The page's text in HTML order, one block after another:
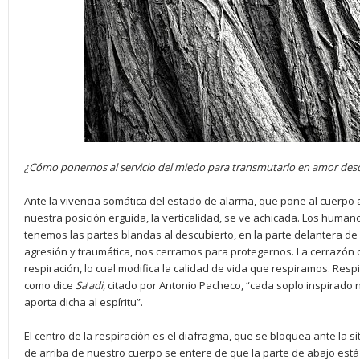
¿Cómo ponernos al servicio del miedo para transmutarlo en amor
Ante la vivencia somática del estado de alarma, que pone al
nuestra posición erguida, la verticalidad, se ve achicada. Los
tenemos las partes blandas al descubierto, en la parte delantera
agresión y traumática, nos cerramos para protegernos. La
respiración, lo cual modifica la calidad de vida que respiramos.
como dice Sa’adi, citado por Antonio Pacheco, “cada soplo
aporta dicha al espíritu”.
El centro de la respiración es el diafragma, que se bloquea ante la
de arriba de nuestro cuerpo se entere de que la parte de abajo